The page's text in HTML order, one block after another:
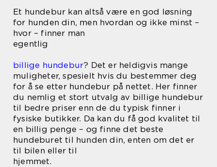
Et hundebur kan altså være en god løsning
for hunden din, men hvordan og ikke minst –
hvor – finner man
egentlig
billige hundebur? Det er heldigvis mange
muligheter, spesielt hvis du bestemmer deg
for å se etter hundebur på nettet. Her finner
du nemlig et stort utvalg av billige hundebur
til bedre priser enn de du typisk finner i
fysiske butikker. Da kan du få god kvalitet til
en billig penge – og finne det beste
hundeburet til hunden din, enten om det er
til bilen eller til
hjemmet.